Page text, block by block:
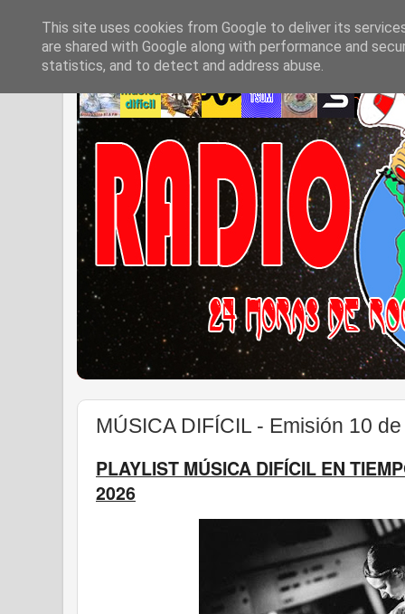
MÚSICA DIFÍCIL - Emisión 10
PLAYLIST MÚSICA DIFÍCIL EN
2026
This site uses cookies from Google to deliver its
are shared with Google along with performance and
statistics, and to detect and address abuse.